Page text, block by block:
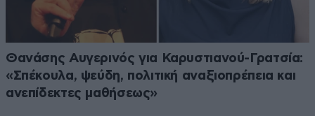
Θανάσης Αυγερινός για Καρυστιανού-Γρατσία:
«Σπέκουλα, ψεύδη, πολιτική αναξιοπρέπεια και
ανεπίδεκτες μαθήσεως»